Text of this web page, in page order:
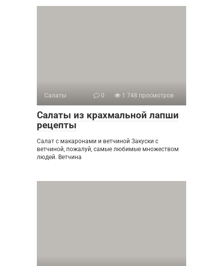
Салаты 0 1 748 просмотров
Салаты из крахмальной лапши
рецепты
Салат с макаронами и ветчиной Закуски с
ветчиной, пожалуй, самые любимые множеством
людей. Ветчина